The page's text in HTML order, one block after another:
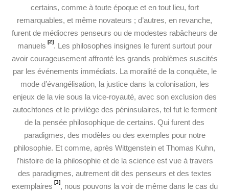
certains, comme à toute époque et en tout lieu, fort
remarquables, et même novateurs ; d’autres, en revanche,
furent de médiocres penseurs ou de modestes rabâcheurs de
manuels [2]. Les philosophes insignes le furent surtout pour
avoir courageusement affronté les grands problèmes suscités
par les événements immédiats. La moralité de la conquête, le
mode d’évangélisation, la justice dans la colonisation, les
enjeux de la vie sous la vice-royauté, avec son exclusion des
autochtones et le privilège des péninsulaires, tel fut le ferment
de la pensée philosophique de certains. Qui furent des
paradigmes, des modèles ou des exemples pour notre
philosophie. Et comme, après Wittgenstein et Thomas Kuhn,
l’histoire de la philosophie et de la science est vue à travers
des paradigmes, autrement dit des penseurs et des textes
exemplaires [3], nous pouvons la voir de même dans le cas du